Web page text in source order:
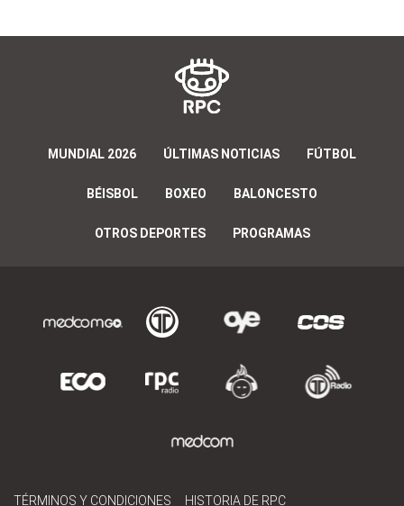
MUNDIAL 2026 ÚLTIMAS NOTICIAS FÚTBOL
BÉISBOL BOXEO BALONCESTO
OTROS DEPORTES PROGRAMAS
TÉRMINOS Y CONDICIONES HISTORIA DE RPC